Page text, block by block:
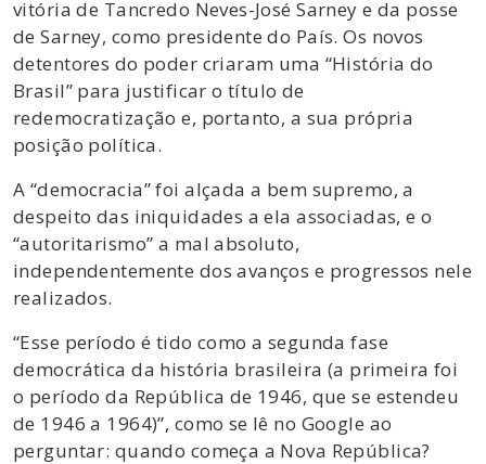
vitória de Tancredo Neves-José Sarney e da posse
de Sarney, como presidente do País. Os novos
detentores do poder criaram uma “História do
Brasil” para justificar o título de
redemocratização e, portanto, a sua própria
posição política.
A “democracia” foi alçada a bem supremo, a
despeito das iniquidades a ela associadas, e o
“autoritarismo” a mal absoluto,
independentemente dos avanços e progressos nele
realizados.
“Esse período é tido como a segunda fase
democrática da história brasileira (a primeira foi
o período da República de 1946, que se estendeu
de 1946 a 1964)”, como se lê no Google ao
perguntar: quando começa a Nova República?